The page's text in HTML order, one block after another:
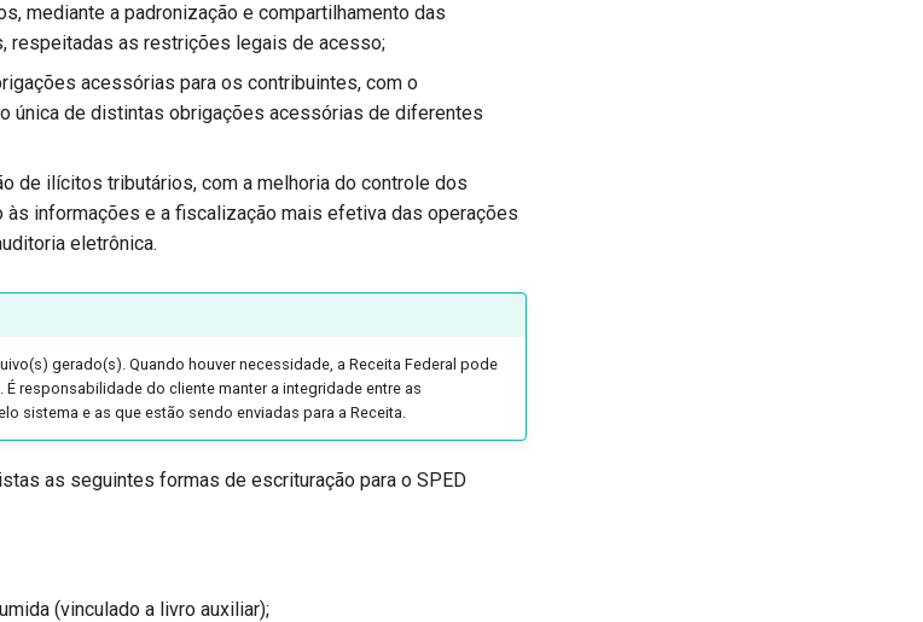
mediante a padronização e compartilhamento das
respeitadas as restrições legais de acesso;
acessórias para os contribuintes, com o
única de distintas obrigações acessórias de diferentes
de ilícitos tributários, com a melhoria do controle dos
informações e a fiscalização mais efetiva das operações
eletrônica.
gerado(s). Quando houver necessidade, a Receita Federal pode
responsabilidade do cliente manter a integridade entre as
sistema e as que estão sendo enviadas para a Receita.
as seguintes formas de escrituração para o SPED
(vinculado a livro auxiliar);